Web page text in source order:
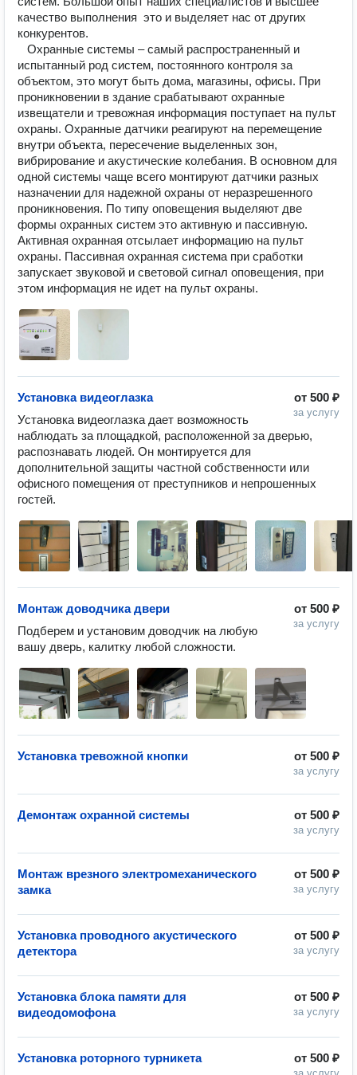
качество выполнения  это и выделяет нас от других
конкурентов.
испытанный род систем, постоянного контроля за
объектом, это могут быть дома, магазины, офисы. При
проникновении в здание срабатывают охранные
извещатели и тревожная информация поступает на пульт
охраны. Охранные датчики реагируют на перемещение
внутри объекта, пересечение выделенных зон,
вибрирование и акустические колебания. В основном для
одной системы чаще всего монтируют датчики разных
назначении для надежной охраны от неразрешенного
проникновения. По типу оповещения выделяют две
формы охранных систем это активную и пассивную.
Активная охранная отсылает информацию на пульт
охраны. Пассивная охранная система при сработки
запускает звуковой и световой сигнал оповещения, при
этом информация не идет на пульт охраны.
от 500 ₽
за услугу
Установка видеоглазка
Установка видеоглазка дает возможность
наблюдать за площадкой, расположенной за дверью,
распознавать людей. Он монтируется для
дополнительной защиты частной собственности или
офисного помещения от преступников и непрошенных
гостей.
от 500 ₽
за услугу
Монтаж доводчика двери
Подберем и установим доводчик на любую
вашу дверь, калитку любой сложности.
от 500 ₽
за услугу
Установка тревожной кнопки
от 500 ₽
за услугу
Демонтаж охранной системы
от 500 ₽
за услугу
Монтаж врезного электромеханического
замка
от 500 ₽
за услугу
Установка проводного акустического
детектора
от 500 ₽
за услугу
Установка блока памяти для
видеодомофона
от 500 ₽
Установка роторного турникета